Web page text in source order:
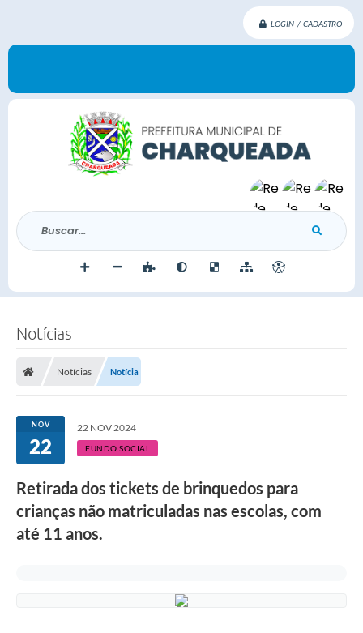
LOGIN / CADASTRO
Buscar...
Notícias
Notícias Notícia
NOV
22
22 NOV 2024
FUNDO SOCIAL
Retirada dos tickets de brinquedos para
crianças não matriculadas nas escolas, com
até 11 anos.